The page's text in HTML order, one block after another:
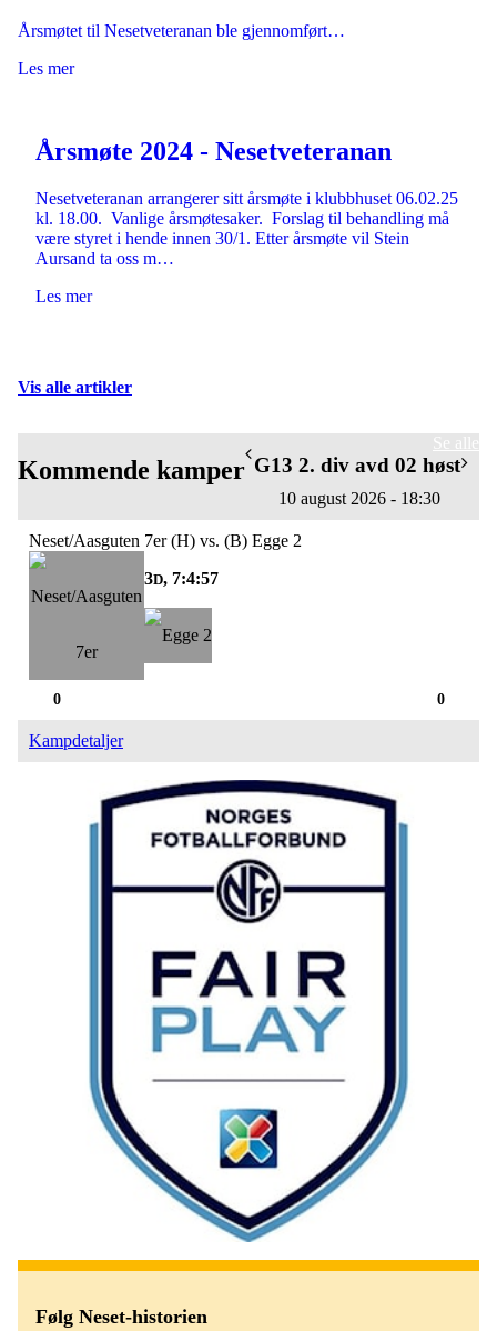
Årsmøtet til Nesetveteranan ble gjennomført…
Les mer
Årsmøte 2024 - Nesetveteranan
Nesetveteranan arrangerer sitt årsmøte i klubbhuset 06.02.25
kl. 18.00. Vanlige årsmøtesaker. Forslag til behandling må
være styret i hende innen 30/1. Etter årsmøte vil Stein
Aursand ta oss m…
Les mer
Vis alle artikler
Kommende kamper
Se alle
G13 2. div avd 02 høst
10 august 2026 - 18:30
Neset/Aasguten 7er (H) vs. (B) Egge 2
3D, 7:4:57
0
0
Kampdetaljer
Følg Neset-historien